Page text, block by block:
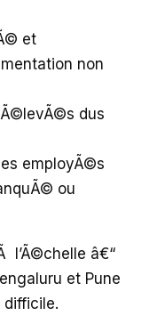
et
non
dus
employÃ©s
ou
l’Ã©chelle â€“
et Pune
difficile.